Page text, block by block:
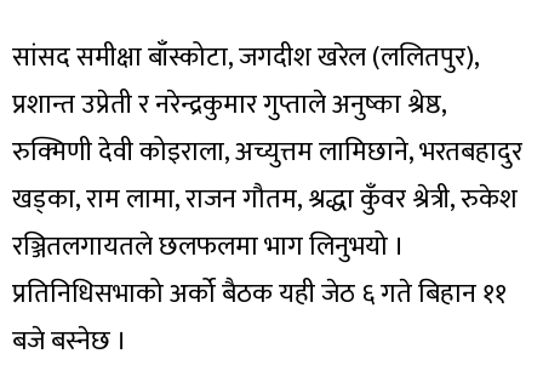
सांसद समीक्षा बाँस्कोटा, जगदीश खरेल (ललितपुर),
प्रशान्त उप्रेती र नरेन्द्रकुमार गुप्ताले अनुष्का श्रेष्ठ,
रुक्मिणी देवी कोइराला, अच्युत्तम लामिछाने, भरतबहादुर
खड्का, राम लामा, राजन गौतम, श्रद्धा कुँवर श्रेत्री, रुकेश
रञ्जितलगायतले छलफलमा भाग लिनुभयो ।
प्रतिनिधिसभाको अर्को बैठक यही जेठ ६ गते बिहान ११
बजे बस्नेछ ।